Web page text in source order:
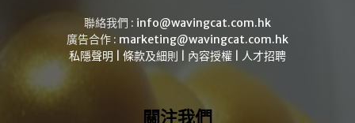
聯絡我們 : info@wavingcat.com.hk
廣告合作 : marketing@wavingcat.com.hk
私隱聲明
條款及細則 內容授權 人才招聘
關注我們